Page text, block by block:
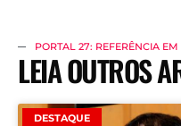
PORTAL 27: REFERÊNCIA
LEIA OUTROS
DESTAQUE